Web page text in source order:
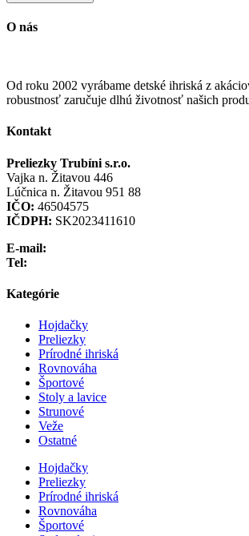
O nás
Od roku 2002 vyrábame detské ihriská z
robustnosť zaručuje dlhú životnosť našich
Kontakt
Preliezky Trubíni s.r.o.
Vajka n. Žitavou 446
Lúčnica n. Žitavou 951 88
IČO: 46504575
IČDPH: SK2023411610
E-mail:
Tel:
Kategórie
Hojdačky
Preliezky
Prírodné ihriská
Rovnováha
Športové
Stoly a lavice
Strunové
Veže
Ostatné
Hojdačky
Preliezky
Prírodné ihriská
Rovnováha
Športové